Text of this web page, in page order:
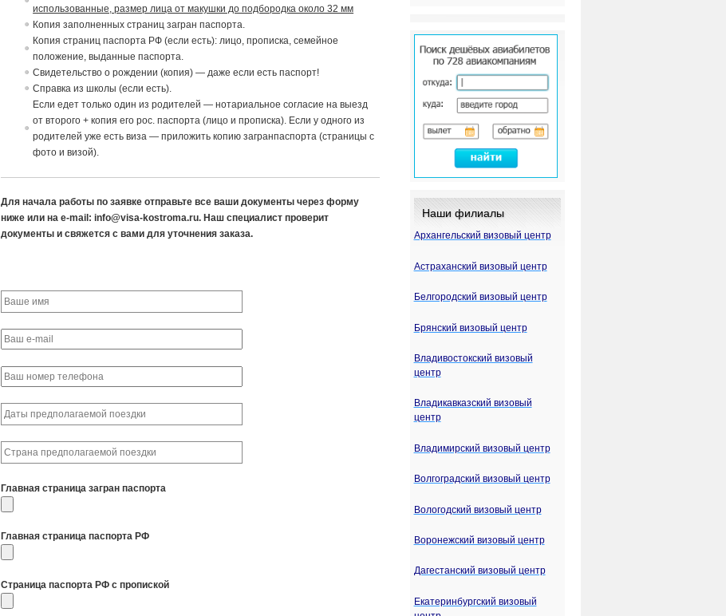
использованные, размер лица от макушки до подбородка около 32 мм
Копия заполненных страниц загран паспорта.
Копия страниц паспорта РФ (если есть): лицо, прописка, семейное
положение,выданные паспорта.
Свидетельство о рождении (копия) — даже если есть паспорт!
Справка из школы (если есть).
Если едет только один из родителей — нотариальное согласиена выезд
отвторого + копия его рос. паспорта (лицо и прописка). Если у одного из
родителей уже есть виза — приложить копию загранпаспорта (страницы с
фото и визой).
Для начала работы по заявке отправьте все ваши документы через форму
ниже или на e-mail: info@visa-kostroma.ru. Наш специалист проверит
документы и свяжется с вами для уточнения заказа.
Главная страница загран паспорта
Главная страница паспорта РФ
Страница паспорта РФ с пропиской
Наши филиалы
Архангельский визовый центр
Астраханский визовый центр
Белгородский визовый центр
Брянский визовый центр
Владивостокский визовый
центр
Владикавказский визовый
центр
Владимирский визовый центр
Волгоградский визовый центр
Вологодский визовый центр
Воронежский визовый центр
Дагестанский визовый центр
Екатеринбургский визовый